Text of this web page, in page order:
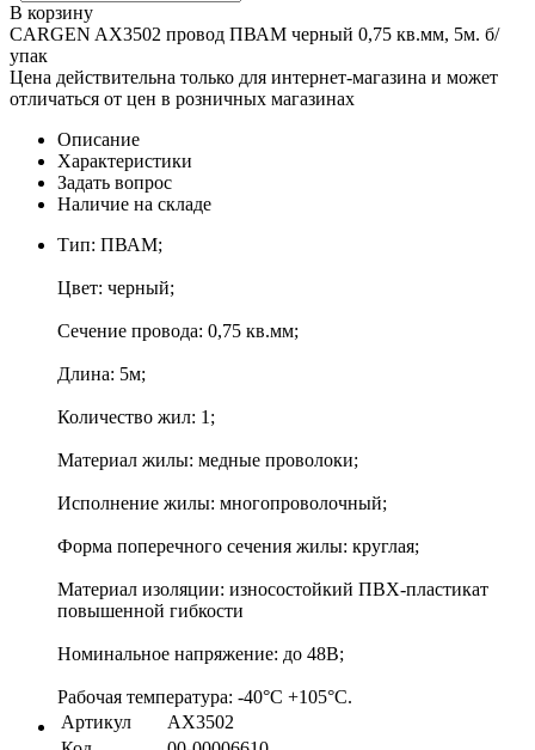
В корзину
CARGEN AX3502 провод ПВАМ черный 0,75 кв.мм, 5м. б/
упак
Цена действительна только для интернет-магазина и может
отличаться от цен в розничных магазинах
Описание
Характеристики
Задать вопрос
Наличие на складе
Тип: ПВАМ;
Цвет: черный;
Сечение провода: 0,75 кв.мм;
Длина: 5м;
Количество жил: 1;
Материал жилы: медные проволоки;
Исполнение жилы: многопроволочный;
Форма поперечного сечения жилы: круглая;
Материал изоляции: износостойкий ПВХ-пластикат
повышенной гибкости
Номинальное напряжение: до 48В;
Рабочая температура: -40°C +105°C.
Артикул
AX3502